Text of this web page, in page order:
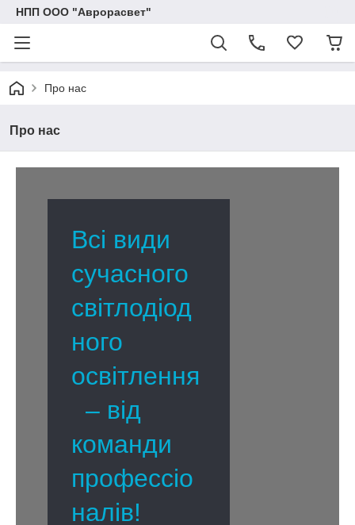
НПП ООО "Аврорасвет"
Про нас
Про нас
Всі види
сучасного
світлодіод
ного
освітлення
– від
команди
профессіо
налів!